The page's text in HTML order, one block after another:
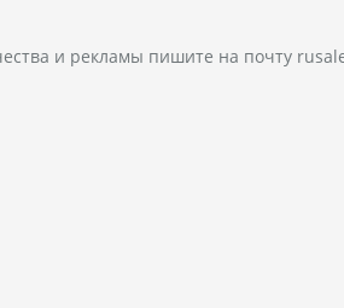
и рекламы пишите на почту